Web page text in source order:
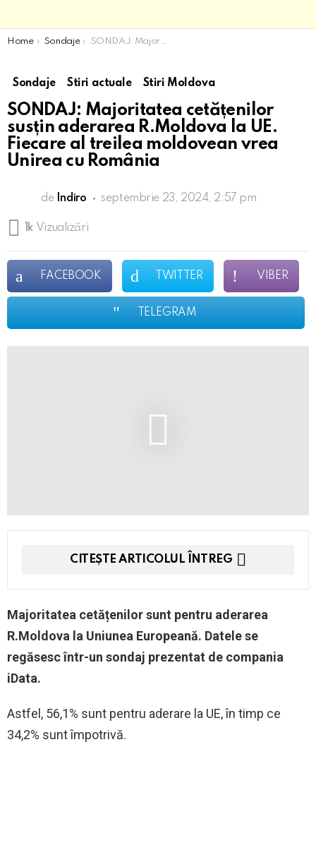
You are here:
Home Sondaje SONDAJ: Majoritatea cetățenilor susțin aderarea R.Moldova la UE. Fiecare al treilea moldovean vrea Unirea cu România
Sondaje Stiri actuale Stiri Moldova
SONDAJ: Majoritatea cetățenilor
susțin aderarea R.Moldova la UE.
Fiecare al treilea moldovean vrea
Unirea cu România
de Indiro septembrie 23, 2024, 2:57 pm
1k Vizualizări
FACEBOOK TWITTER VIBER
TELEGRAM
CITEȘTE ARTICOLUL ÎNTREG
Majoritatea cetățenilor sunt pentru aderarea
R.Moldova la Uniunea Europeană. Datele se
regăsesc într-un sondaj prezentat de compania
iData.
Astfel, 56,1% sunt pentru aderare la UE, în timp ce
34,2% sunt împotrivă.